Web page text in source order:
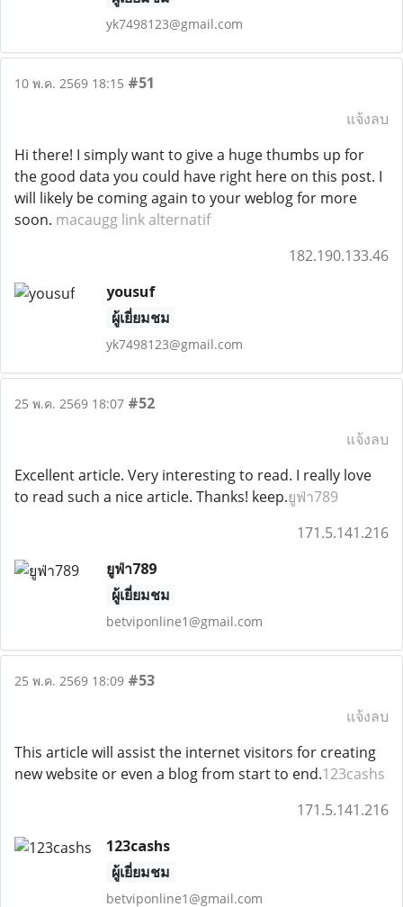
yk7498123@gmail.com
10 พ.ค. 2569 18:15 #51
แจ้งลบ
Hi there! I simply want to give a huge thumbs up for
the good data you could have right here on this post. I
will likely be coming again to your weblog for more
soon. macaugg link alternatif
182.190.133.46
yousuf
ผู้เยี่ยมชม
yk7498123@gmail.com
25 พ.ค. 2569 18:07 #52
แจ้งลบ
Excellent article. Very interesting to read. I really love
to read such a nice article. Thanks! keep.ยูฟ่า789
171.5.141.216
ยูฟ่า789
ผู้เยี่ยมชม
betviponline1@gmail.com
25 พ.ค. 2569 18:09 #53
แจ้งลบ
This article will assist the internet visitors for creating
new website or even a blog from start to end.123cashs
171.5.141.216
123cashs
ผู้เยี่ยมชม
betviponline1@gmail.com